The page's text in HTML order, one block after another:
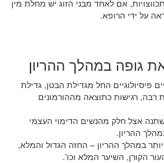
אם לאחד מבני הזוג יש מחלת מין
על ידי הרופא.
גופה במהלך ההריון
פיסיולוגיים החל מגדילת הבטן, גדילת
רבה, רגישות כתוצאה מההורמונים
אצל חלק מהנשים הדימוי העצמי
ההריון.
במהלך ההריון – החזה הגדול והמלא,
הקורן, השיער המלא וכו'.